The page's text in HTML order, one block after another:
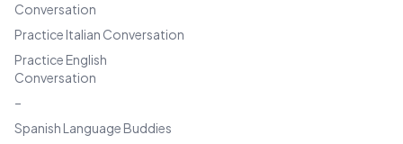
Conversation
Practice Italian Conversation
Practice English
Conversation
–
Spanish Language Buddies